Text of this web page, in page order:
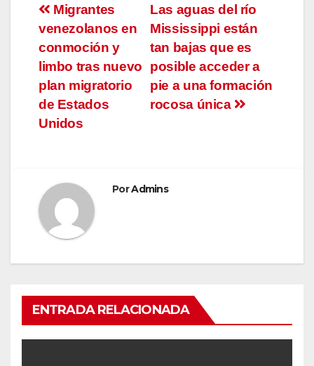
Navegación
de
entradas
Las aguas del río
Mississippi están
tan bajas que es
posible acceder a
pie a una formación
rocosa única
Migrantes
venezolanos en
conmoción y
limbo tras nuevo
plan migratorio
de Estados
Unidos
PorAdmins
ENTRADA RELACIONADA